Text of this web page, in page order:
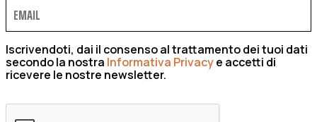
Iscrivendoti, dai il consenso al trattamento dei tuoi dati
secondo la nostra Informativa Privacye accetti di
ricevere le nostre newsletter.